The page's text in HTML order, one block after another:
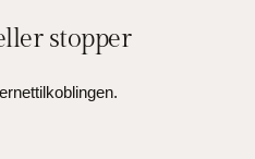
stopper